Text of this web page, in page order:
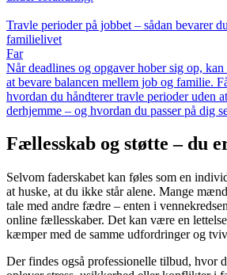
Travle perioder på jobbet – sådan bevarer
familielivet
Far
Når deadlines og opgaver hober sig op,
at bevare balancen mellem job og familie.
hvordan du håndterer travle perioder uden
derhjemme – og hvordan du passer på dig
Fællesskab og støtte – du
Selvom faderskabet kan føles som en
at huske, at du ikke står alene. Mange
tale med andre fædre – enten i
online fællesskaber. Det kan være en
kæmper med de samme udfordringer og
Der findes også professionelle tilbud, hvor